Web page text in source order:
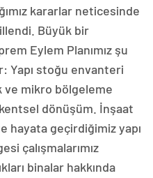
kararlar neticesinde
Büyük bir
Eylem Planımız şu
Yapı stoğu envanteri
ve mikro bölgeleme
dönüşüm. İnşaat
hayata geçirdiğimiz yapı
çalışmalarımız
binalar hakkında